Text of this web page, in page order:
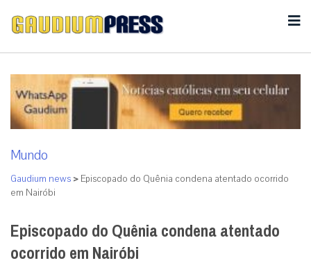
Mundo
Gaudium news > Episcopado do Quênia condena atentado ocorrido
em Nairóbi
Episcopado do Quênia condena atentado
ocorrido em Nairóbi